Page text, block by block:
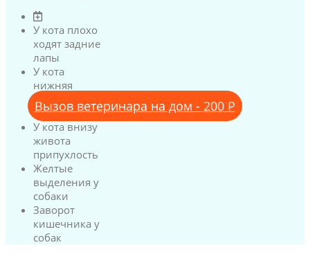
Вызов ветеринара на дом - 200 Р
У кота плохо
ходят задние
лапы
У кота
нижняя
челюсть
опухла
У кота внизу
живота
припухлость
Желтые
выделения у
собаки
Заворот
кишечника у
собак